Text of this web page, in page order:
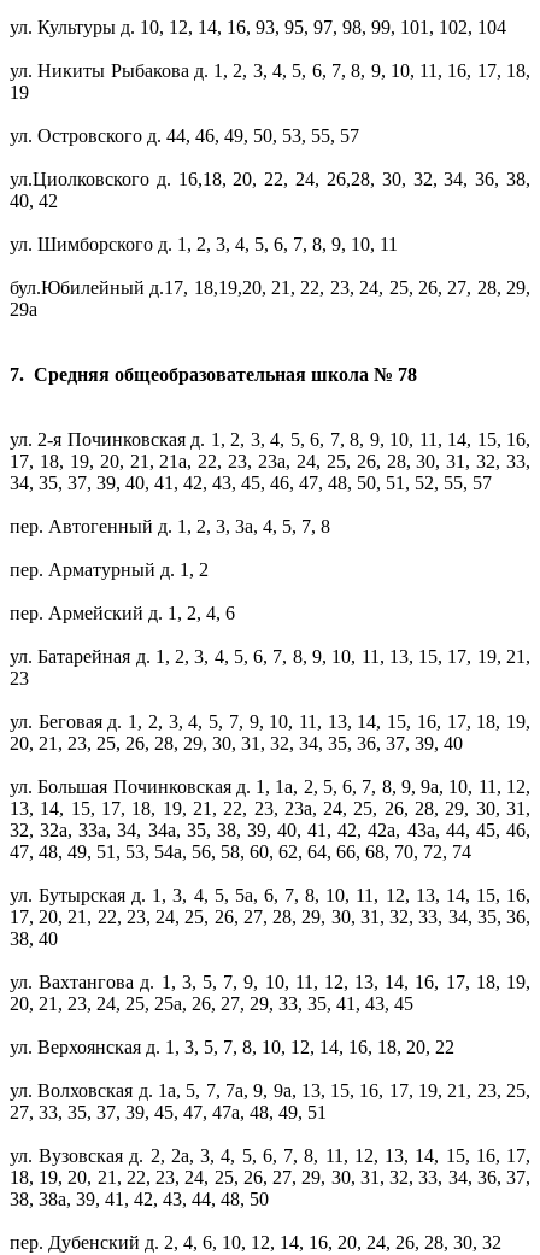
ул. Культуры д. 10, 12, 14, 16, 93, 95, 97, 98, 99, 101, 102, 104
ул. Никиты Рыбакова д. 1, 2, 3, 4, 5, 6, 7, 8, 9, 10, 11, 16, 17, 18,
19
ул. Островского д. 44, 46, 49, 50, 53, 55, 57
ул.Циолковского д. 16,18, 20, 22, 24, 26,28, 30, 32, 34, 36, 38,
40, 42
ул. Шимборского д. 1, 2, 3, 4, 5, 6, 7, 8, 9, 10, 11
бул.Юбилейный д.17, 18,19,20, 21, 22, 23, 24, 25, 26, 27, 28, 29,
29а
7. Средняя общеобразовательная школа № 78
ул. 2-я Починковская д. 1, 2, 3, 4, 5, 6, 7, 8, 9, 10, 11, 14, 15, 16,
17, 18, 19, 20, 21, 21а, 22, 23, 23а, 24, 25, 26, 28, 30, 31, 32, 33,
34, 35, 37, 39, 40, 41, 42, 43, 45, 46, 47, 48, 50, 51, 52, 55, 57
пер. Автогенный д. 1, 2, 3, 3а, 4, 5, 7, 8
пер. Арматурный д. 1, 2
пер. Армейский д. 1, 2, 4, 6
ул. Батарейная д. 1, 2, 3, 4, 5, 6, 7, 8, 9, 10, 11, 13, 15, 17, 19, 21,
23
ул. Беговая д. 1, 2, 3, 4, 5, 7, 9, 10, 11, 13, 14, 15, 16, 17, 18, 19,
20, 21, 23, 25, 26, 28, 29, 30, 31, 32, 34, 35, 36, 37, 39, 40
ул. Большая Починковская д. 1, 1а, 2, 5, 6, 7, 8, 9, 9а, 10, 11, 12,
13, 14, 15, 17, 18, 19, 21, 22, 23, 23а, 24, 25, 26, 28, 29, 30, 31,
32, 32а, 33а, 34, 34а, 35, 38, 39, 40, 41, 42, 42а, 43а, 44, 45, 46,
47, 48, 49, 51, 53, 54а, 56, 58, 60, 62, 64, 66, 68, 70, 72, 74
ул. Бутырская д. 1, 3, 4, 5, 5а, 6, 7, 8, 10, 11, 12, 13, 14, 15, 16,
17, 20, 21, 22, 23, 24, 25, 26, 27, 28, 29, 30, 31, 32, 33, 34, 35, 36,
38, 40
ул. Вахтангова д. 1, 3, 5, 7, 9, 10, 11, 12, 13, 14, 16, 17, 18, 19,
20, 21, 23, 24, 25, 25а, 26, 27, 29, 33, 35, 41, 43, 45
ул. Верхоянская д. 1, 3, 5, 7, 8, 10, 12, 14, 16, 18, 20, 22
ул. Волховская д. 1а, 5, 7, 7а, 9, 9а, 13, 15, 16, 17, 19, 21, 23, 25,
27, 33, 35, 37, 39, 45, 47, 47а, 48, 49, 51
ул. Вузовская д. 2, 2а, 3, 4, 5, 6, 7, 8, 11, 12, 13, 14, 15, 16, 17,
18, 19, 20, 21, 22, 23, 24, 25, 26, 27, 29, 30, 31, 32, 33, 34, 36, 37,
38, 38а, 39, 41, 42, 43, 44, 48, 50
пер. Дубенский д. 2, 4, 6, 10, 12, 14, 16, 20, 24, 26, 28, 30, 32